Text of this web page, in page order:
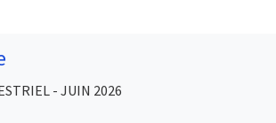
- JUIN 2026